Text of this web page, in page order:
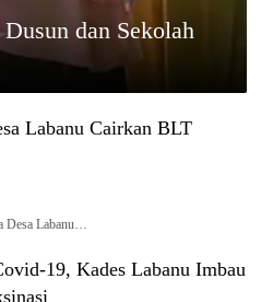
dan Sekolah
Labanu Cairkan BLT
Desa Labanu…
19, Kades Labanu Imbau